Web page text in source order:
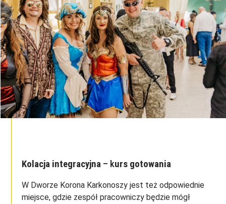
Kolacja integracyjna – kurs gotowania
W Dworze Korona Karkonoszy jest też odpowiednie
miejsce, gdzie zespół pracowniczy będzie mógł